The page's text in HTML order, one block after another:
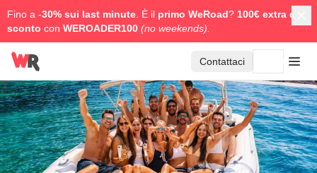
Fino a -30% sui last minute . È il primo WeRoad? 100€ extra di
sconto con WEROADER100 (no weekends).
Contattaci